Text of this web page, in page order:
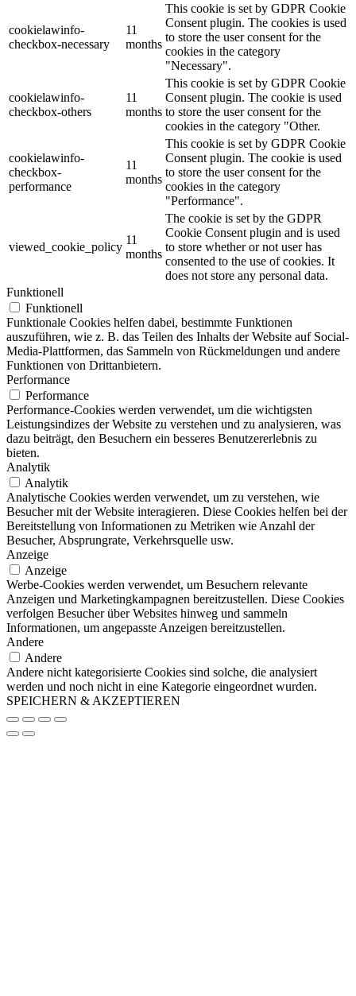
cookielawinfo-
checkbox-necessary
11
months
This cookie is set by GDPR Cookie
Consent plugin. The cookies is used
to store the user consent for the
cookies in the category
"Necessary".
cookielawinfo-
checkbox-others
11
months
This cookie is set by GDPR Cookie
Consent plugin. The cookie is used
to store the user consent for the
cookies in the category "Other.
cookielawinfo-
checkbox-
performance
11
months
This cookie is set by GDPR Cookie
Consent plugin. The cookie is used
to store the user consent for the
cookies in the category
"Performance".
viewed_cookie_policy
11
months
The cookie is set by the GDPR
Cookie Consent plugin and is used
to store whether or not user has
consented to the use of cookies. It
does not store any personal data.
Funktionell
Funktionell
Funktionale Cookies helfen dabei, bestimmte Funktionen
auszuführen, wie z. B. das Teilen des Inhalts der Website auf Social-
Media-Plattformen, das Sammeln von Rückmeldungen und andere
Funktionen von Drittanbietern.
Performance
Performance
Performance-Cookies werden verwendet, um die wichtigsten
Leistungsindizes der Website zu verstehen und zu analysieren, was
dazu beiträgt, den Besuchern ein besseres Benutzererlebnis zu
bieten.
Analytik
Analytik
Analytische Cookies werden verwendet, um zu verstehen, wie
Besucher mit der Website interagieren. Diese Cookies helfen bei der
Bereitstellung von Informationen zu Metriken wie Anzahl der
Besucher, Absprungrate, Verkehrsquelle usw.
Anzeige
Anzeige
Werbe-Cookies werden verwendet, um Besuchern relevante
Anzeigen und Marketingkampagnen bereitzustellen. Diese Cookies
verfolgen Besucher über Websites hinweg und sammeln
Informationen, um angepasste Anzeigen bereitzustellen.
Andere
Andere
Andere nicht kategorisierte Cookies sind solche, die analysiert
werden und noch nicht in eine Kategorie eingeordnet wurden.
SPEICHERN & AKZEPTIEREN